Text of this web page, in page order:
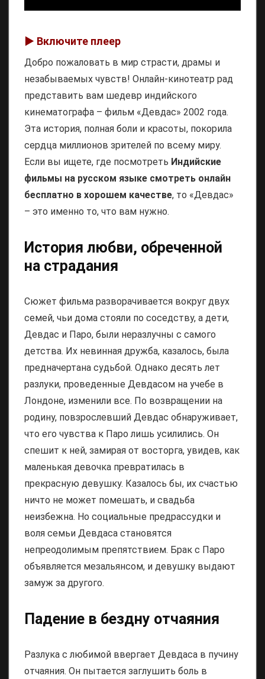
▶️ Включите плеер
Добро пожаловать в мир страсти, драмы и
незабываемых чувств! Онлайн-кинотеатр рад
представить вам шедевр индийского
кинематографа – фильм «Девдас» 2002 года.
Эта история, полная боли и красоты, покорила
сердца миллионов зрителей по всему миру.
Если вы ищете, где посмотреть Индийские
фильмы на русском языке смотреть онлайн
бесплатно в хорошем качестве, то «Девдас»
– это именно то, что вам нужно.
История любви, обреченной
на страдания
Сюжет фильма разворачивается вокруг двух
семей, чьи дома стояли по соседству, а дети,
Девдас и Паро, были неразлучны с самого
детства. Их невинная дружба, казалось, была
предначертана судьбой. Однако десять лет
разлуки, проведенные Девдасом на учебе в
Лондоне, изменили все. По возвращении на
родину, повзрослевший Девдас обнаруживает,
что его чувства к Паро лишь усилились. Он
спешит к ней, замирая от восторга, увидев, как
маленькая девочка превратилась в
прекрасную девушку. Казалось бы, их счастью
ничто не может помешать, и свадьба
неизбежна. Но социальные предрассудки и
воля семьи Девдаса становятся
непреодолимым препятствием. Брак с Паро
объявляется мезальянсом, и девушку выдают
замуж за другого.
Падение в бездну отчаяния
Разлука с любимой ввергает Девдаса в пучину
отчаяния. Он пытается заглушить боль в